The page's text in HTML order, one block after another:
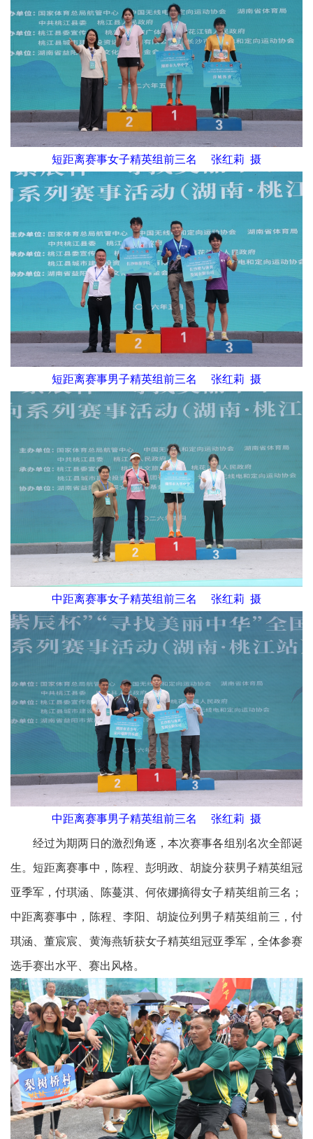
短距离赛事女子精英组前三名 张红莉 摄
短距离赛事男子精英组前三名 张红莉 摄
中距离赛事女子精英组前三名 张红莉 摄
中距离赛事男子精英组前三名 张红莉 摄
经过为期两日的激烈角逐，本次赛事各组别名次全部诞
生。短距离赛事中，陈程、彭明政、胡旋分获男子精英组冠
亚季军，付琪涵、陈蔓淇、何依娜摘得女子精英组前三名；
中距离赛事中，陈程、李阳、胡旋位列男子精英组前三，付
琪涵、董宸宸、黄海燕斩获女子精英组冠亚季军，全体参赛
选手赛出水平、赛出风格。